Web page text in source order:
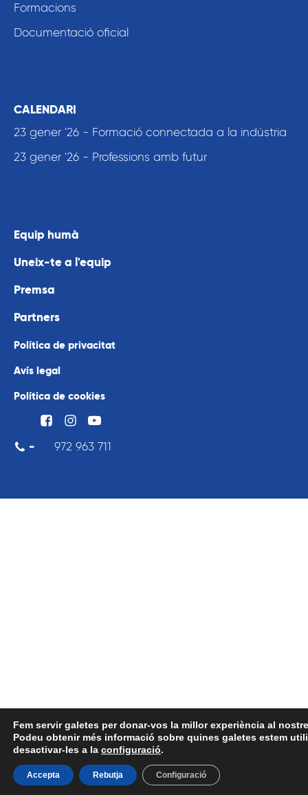
Formacions
Documentació oficial
CALENDARI
23 gener '26 - Formació connectada a la indústria
23 gener '26 - Professions amb futur
Equip humà
Uneix-te a l'equip
Premsa
Partners
Política de privacitat
Avís legal
Política de cookies
- 972 963 711
Fem servir galetes per donar-vos la millor experiència al
Podeu obtenir més informació sobre quines galetes estem
desactivar-les a la configuració.
Accepta Rebutja Configuració